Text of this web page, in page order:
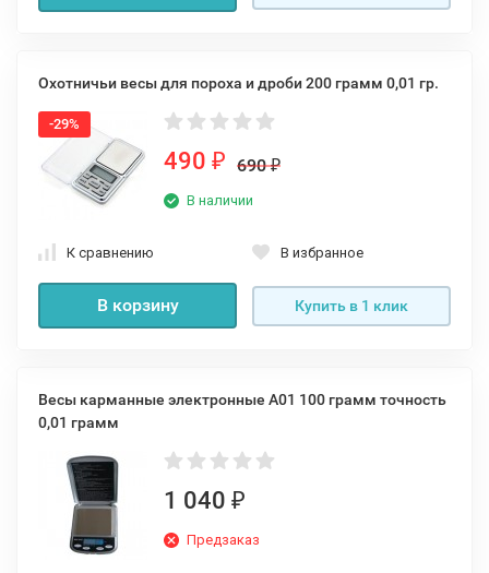
Охотничьи весы для пороха и дроби 200 грамм 0,01 гр.
-29%
490 ₽ 690₽
В наличии
К сравнению В избранное
В корзину Купить в 1 клик
Весы карманные электронные A01 100 грамм точность
0,01 грамм
1 040 ₽
Предзаказ